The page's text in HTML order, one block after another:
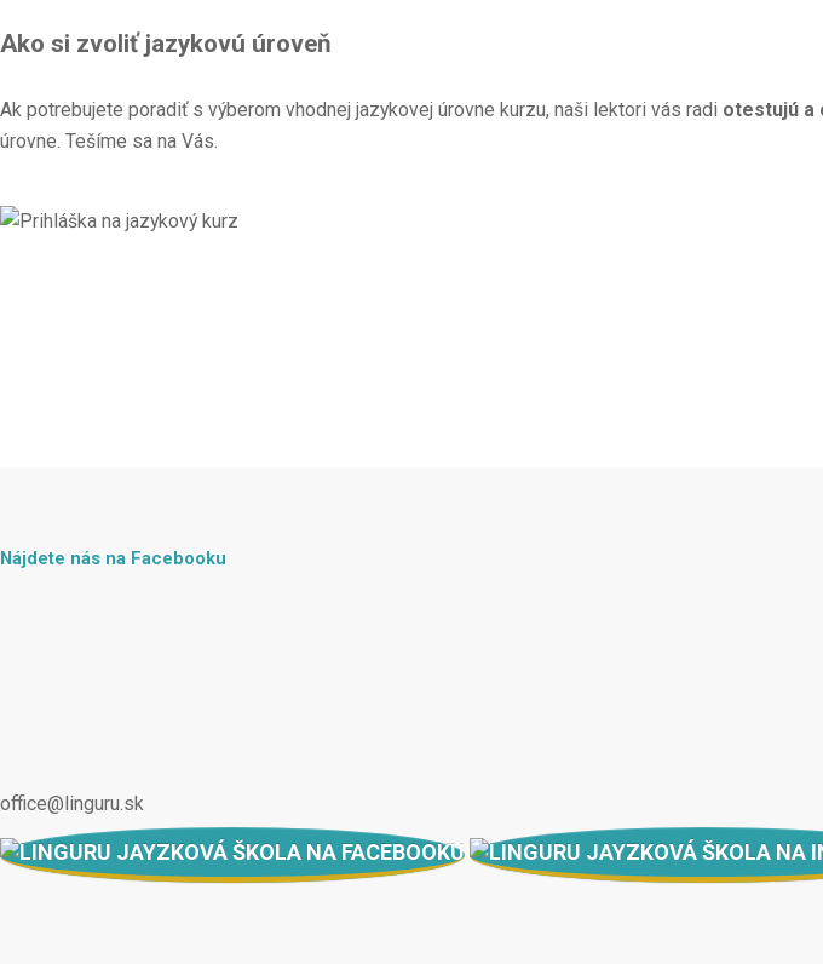
Ako si zvoliť jazykovú úroveň
Ak potrebujete poradiť s výberom vhodnej jazykovej úrovne kurzu, naši lektori vás radi otestujú a
úrovne. Tešíme sa na Vás.
Nájdete nás na Facebooku
office@linguru.sk